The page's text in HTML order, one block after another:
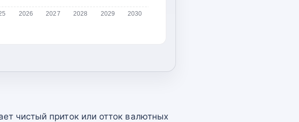
2026 2027 2028 2029 2030
чистый приток или отток валютных